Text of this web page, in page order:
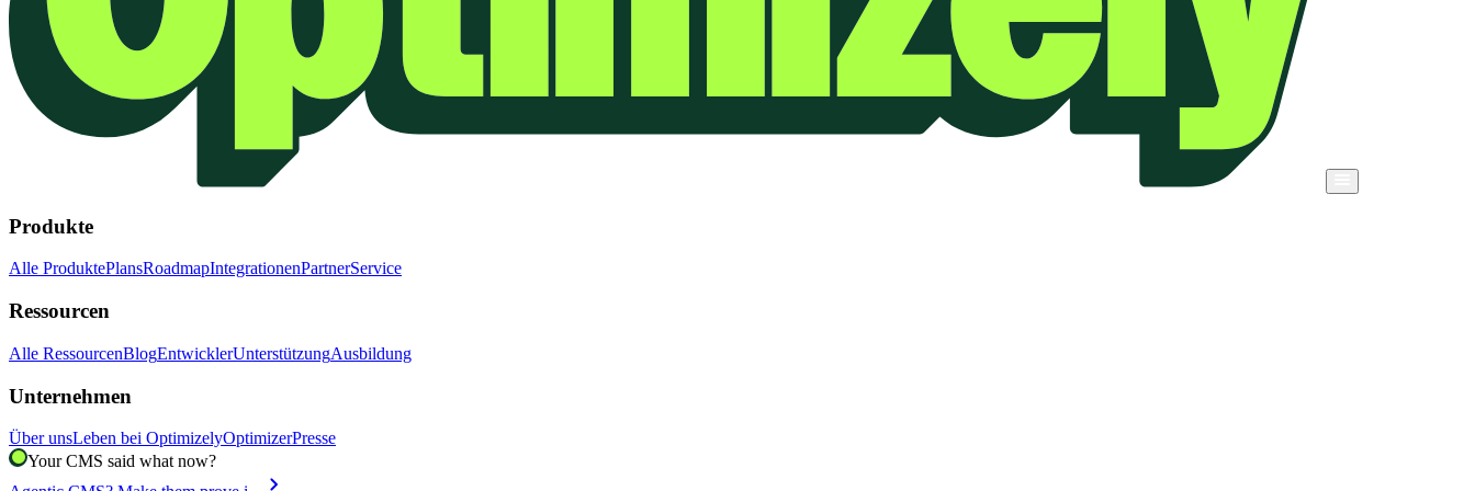
Produkte
Alle ProduktePlansRoadmapIntegrationenPartnerService
Ressourcen
Alle RessourcenBlogEntwicklerUnterstützungAusbildung
Unternehmen
Über unsLeben bei OptimizelyOptimizerPresse
Your CMS said what now?
chevron_right